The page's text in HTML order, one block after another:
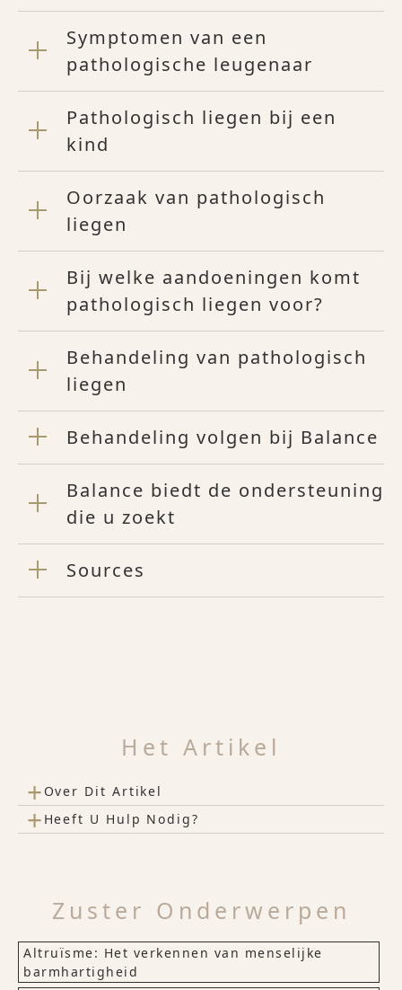
Symptomen van een
pathologische leugenaar
Pathologisch liegen bij een
kind
Oorzaak van pathologisch
liegen
Bij welke aandoeningen komt
pathologisch liegen voor?
Behandeling van pathologisch
liegen
Behandeling volgen bij Balance
Balance biedt de ondersteuning
die u zoekt
Sources
Het Artikel
+ Over Dit Artikel
+ Heeft U Hulp Nodig?
Zuster Onderwerpen
Altruïsme: Het verkennen van menselijke
barmhartigheid